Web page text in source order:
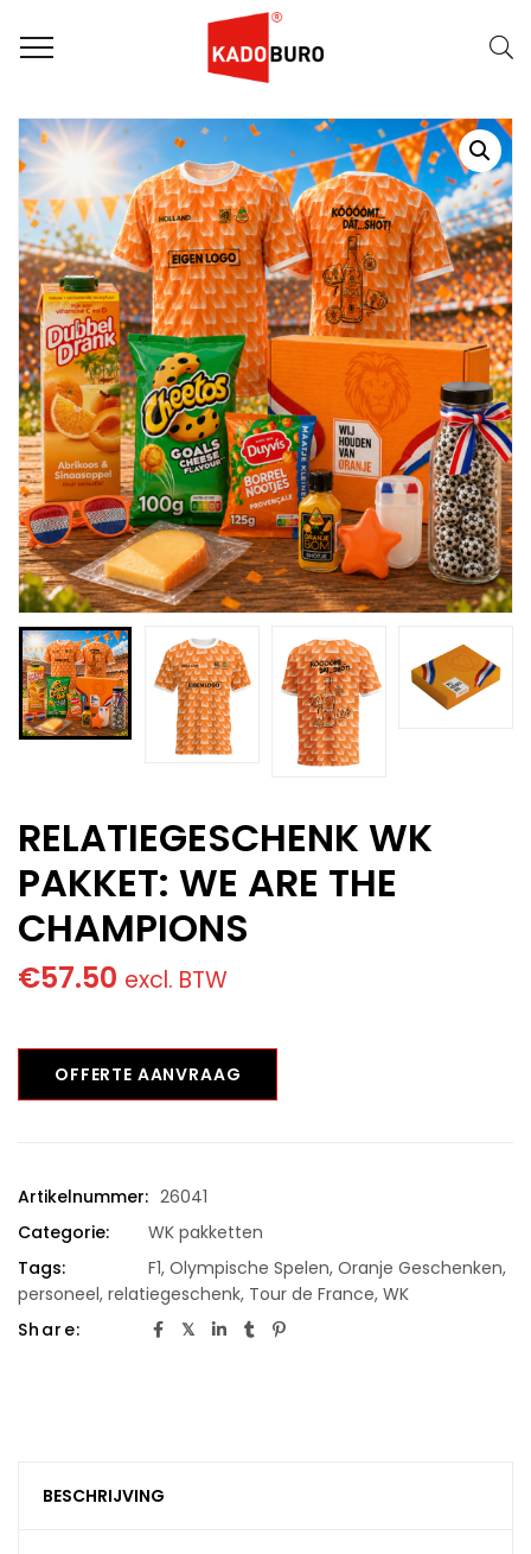
Home
WK pakketten
RELATIEGESCHENK WK PAKKET: WE ARE THE CHAMPIONS
RELATIEGESCHENK WK
PAKKET: WE ARE THE
CHAMPIONS
€57.50 excl. BTW
OFFERTE AANVRAAG
Artikelnummer: 26041
Categorie:
WK pakketten
Tags:
F1, Olympische Spelen, Oranje Geschenken,
personeel, relatiegeschenk, Tour de France, WK
Share:
BESCHRIJVING